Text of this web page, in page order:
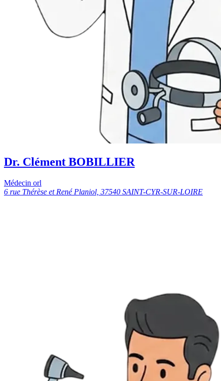
Dr. Clément BOBILLIER
Médecin orl
6 rue Thérèse et René Planiol, 37540 SAINT-CYR-SUR-LOIRE